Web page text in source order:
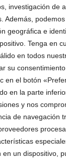
investigación de
Además,
geográfica e
Tenga en
en todos
su
en el botón
en la parte
y nos
de navegación
un dispositivo,
de
Manicura en
de